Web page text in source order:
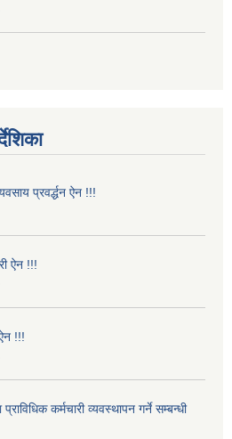
प्रवर्द्धन ऐन !!!
ऐन !!!
ऐन !!!
प्राविधिक कर्मचारी व्यवस्थापन गर्ने सम्बन्धी